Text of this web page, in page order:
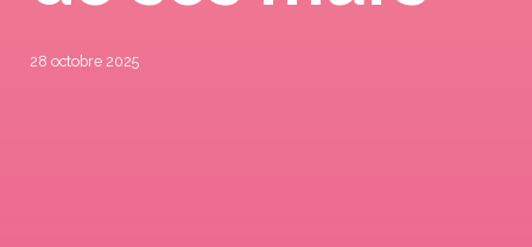
28 octobre 2025